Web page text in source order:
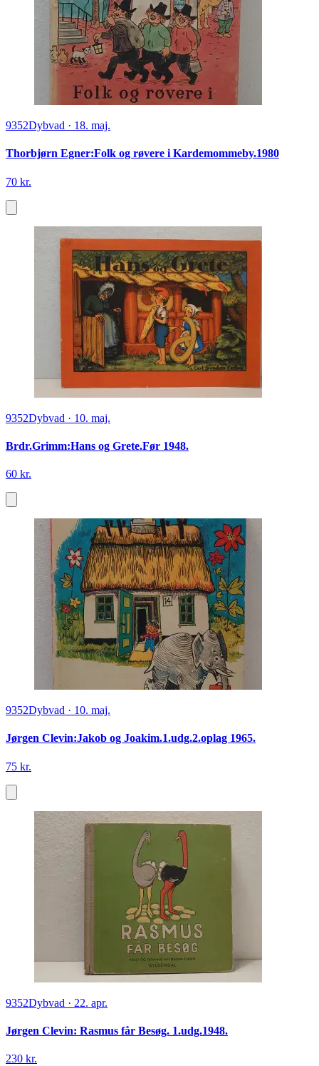
9352Dybvad · 18. maj.
Thorbjørn Egner:Folk og røvere i Kardemommeby.1980
70 kr.
9352Dybvad · 10. maj.
Brdr.Grimm:Hans og Grete.Før 1948.
60 kr.
9352Dybvad · 10. maj.
Jørgen Clevin:Jakob og Joakim.1.udg.2.oplag 1965.
75 kr.
9352Dybvad · 22. apr.
Jørgen Clevin: Rasmus får Besøg. 1.udg.1948.
230 kr.